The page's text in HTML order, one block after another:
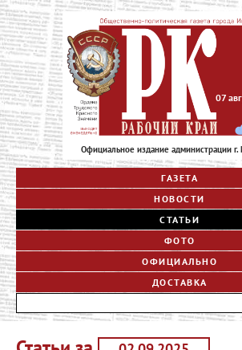
Официальное издание администрации г.
07
ГАЗЕТА
НОВОСТИ
СТАТЬИ
ФОТО
ОФИЦИАЛЬНО
ДОСТАВКА